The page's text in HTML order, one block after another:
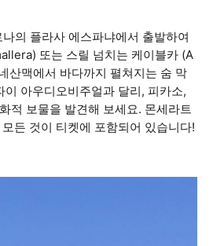
의 플라사 에스파냐에서 출발하여
또는 스릴 넘치는 케이블카 (A
산맥에서 바다까지 펼쳐지는 숨 막
아우디오비주얼과 달리, 피카소,
적 보물을 발견해 보세요. 몬세라트
든 것이 티켓에 포함되어 있습니다!